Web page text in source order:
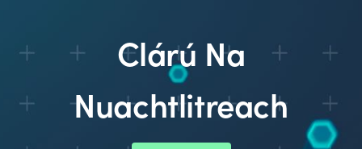
Clárú Na
Nuachtlitreach